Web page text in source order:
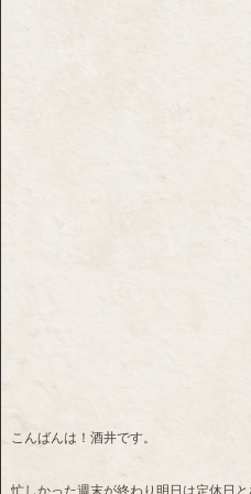
こんばんは！酒井です。
忙しかった週末が終わり明日は定休日